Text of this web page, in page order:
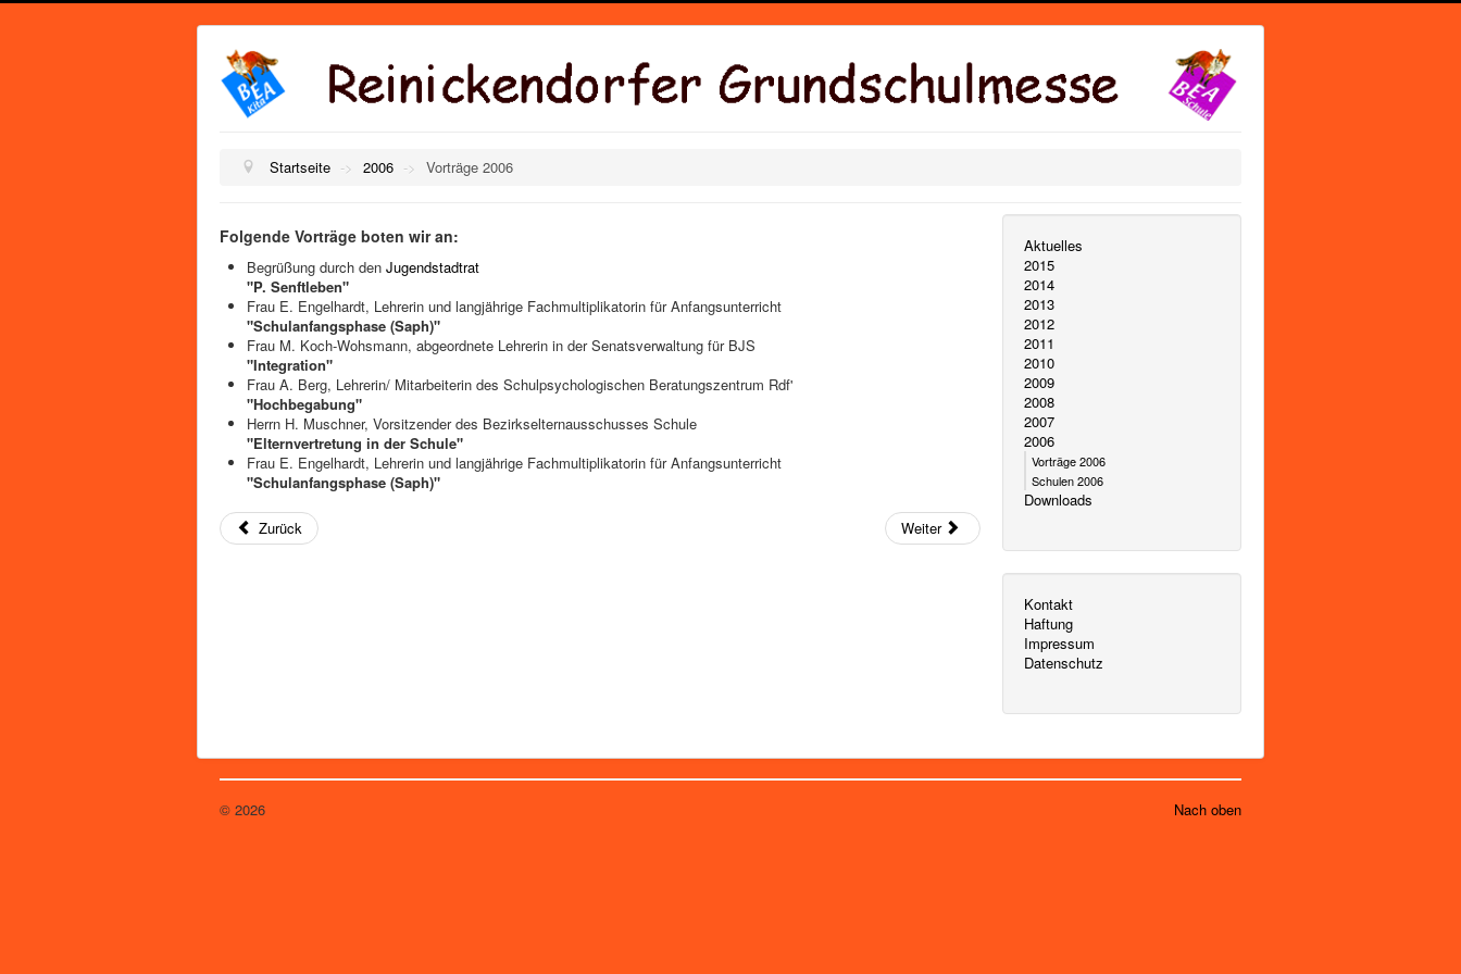
Startseite -> 2006 -> Vorträge 2006
Folgende Vorträge boten wir an:
Begrüßung durch den Jugendstadtrat
"P. Senftleben"
Frau E. Engelhardt, Lehrerin und langjährige Fachmultiplikatorin für Anfangsunterricht
"Schulanfangsphase (Saph)"
Frau M. Koch-Wohsmann, abgeordnete Lehrerin in der Senatsverwaltung für BJS
"Integration"
Frau A. Berg, Lehrerin/ Mitarbeiterin des Schulpsychologischen Beratungszentrum Rdf'
"Hochbegabung"
Herrn H. Muschner, Vorsitzender des Bezirkselternausschusses Schule
"Elternvertretung in der Schule"
Frau E. Engelhardt, Lehrerin und langjährige Fachmultiplikatorin für Anfangsunterricht
"Schulanfangsphase (Saph)"
Zurück Weiter
Aktuelles
2015
2014
2013
2012
2011
2010
2009
2008
2007
2006
Vorträge 2006
Schulen 2006
Downloads
Kontakt
Haftung
Impressum
Datenschutz
Nach oben
© 2026